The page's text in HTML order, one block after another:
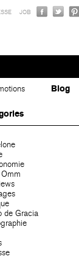
JOB
Blog
de Gracia